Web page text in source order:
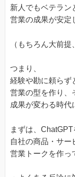
新人でもベテラン
営業の成果が安定
（もちろん大前
つまり、
経験や勘に頼らず
営業の型を作り、
成果が変わる時代
まずは、ChatGPT
自社の商品・サー
営業トークを作っ